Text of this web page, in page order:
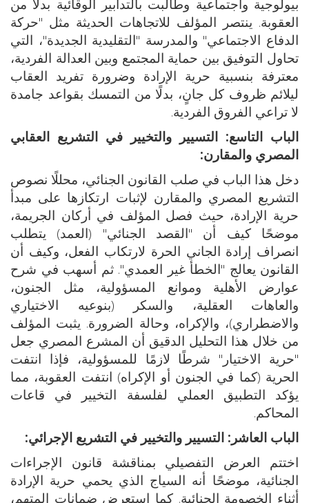
بيولوجية واجتماعية وطالبت بالتدابير الوقائية بدلًا من
العقوبة. ينتصر المؤلف للاتجاهات الحديثة مثل "حركة
الدفاع الاجتماعي" والمدرسة "التقليدية الجديدة"، التي
تحاول التوفيق بين حماية المجتمع وبين العدالة الفردية،
معترفة بنسبية حرية الإرادة وضرورة تفريد العقاب
ليلائم ظروف كل جانٍ، بدلًا من التمسك بقواعد جامدة
لا تراعي الفروق الفردية.
الباب التاسع: التسيير والتخيير في التشريع العقابي
المصري والمقارن:
دخل هذا الباب في صلب القانون الجنائي، محللًا نصوص
التشريع المصري والمقارن لإثبات ارتكازها على مبدأ
حرية الإرادة، حيث فصل المؤلف في أركان الجريمة،
موضحًا كيف أن "القصد الجنائي" (العمد) يتطلب
انصراف إرادة الجاني الحرة لارتكاب الفعل، وكيف أن
القانون يعالج "الخطأ غير العمدي". ثم أسهب في شرح
عوارض الأهلية وموانع المسؤولية، مثل الجنون،
والعاهات العقلية، والسكر (بنوعيه الاختياري
والاضطراري)، والإكراه، وحالة الضرورة. يثبت المؤلف
من خلال هذا التحليل الدقيق أن المشرع المصري جعل
"حرية الاختيار" شرطًا لازمًا للمسؤولية، فإذا انتفت
الحرية (كما في الجنون أو الإكراه) انتفت العقوبة، مما
يؤكد التطبيق العملي لفلسفة التخيير في قاعات
المحاكم.
الباب العاشر: التسيير والتخيير في التشريع الإجرائي:
اختتم العرض التفصيلي بمناقشة قانون الإجراءات
الجنائية، موضحًا أنه السياج الذي يحمي حرية الإرادة
أثناء الخصومة الجنائية. كما استعرض ضمانات المتهم،